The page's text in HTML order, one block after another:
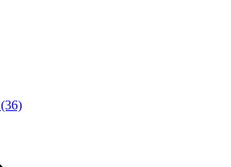
(36)